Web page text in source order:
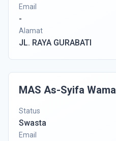
Email
-
Alamat
JL. RAYA GURABATI
MAS As-Syifa Wama
Status
Swasta
Email